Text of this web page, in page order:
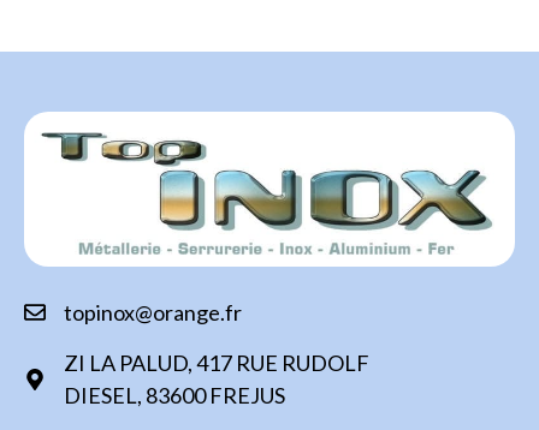
topinox@orange.fr
ZI LA PALUD, 417 RUE RUDOLF
DIESEL, 83600 FREJUS